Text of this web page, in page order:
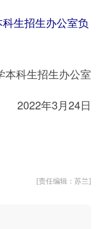
生招生办公室负
本科生招生办公室
2022年3月24日
[责任编辑：苏兰]